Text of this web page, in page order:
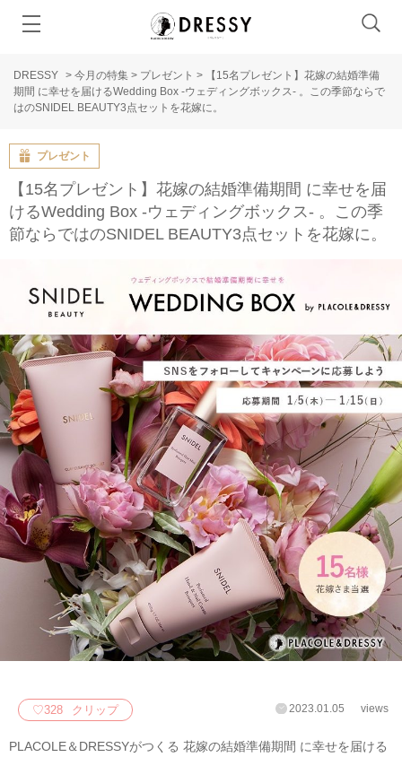
DRESSY > 今月の特集 > プレゼント >
【15名プレゼント】花嫁の結婚準備
期間 に幸せを届けるWedding Box -ウェディングボックス- 。この季節ならで
はのSNIDEL BEAUTY3点セットを花嫁に。
プレゼント
【15名プレゼント】花嫁の結婚準備期間 に幸せを届
けるWedding Box -ウェディングボックス- 。この季
節ならではのSNIDEL BEAUTY3点セットを花嫁に。
♡328 クリップ 2023.01.05 views
PLACOLE＆DRESSYがつくる 花嫁の結婚準備期間 に幸せを届ける